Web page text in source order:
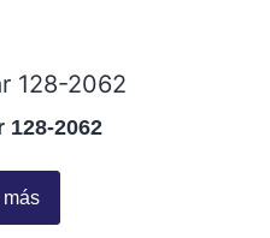
128-2062
más